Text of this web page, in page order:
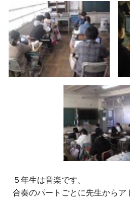
５年生は音楽です。
合奏のパートごとに先生からア